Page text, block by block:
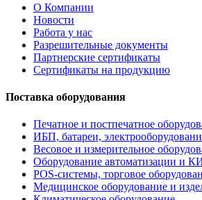
О Компании
Новости
Работа у нас
Разрешительные документы
Партнерские сертификаты
Сертификаты на продукцию
Поставка оборудования
Печатное и постпечатное
ИБП, батареи,
Весовое и измерительное
Оборудование автоматизации и
POS-системы, торговое
Медицинское оборудование и